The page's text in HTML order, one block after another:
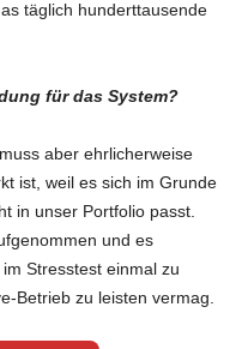
täglich hunderttausende
für das System?
aber ehrlicherweise
ist, weil es sich im Grunde
in unser Portfolio passt.
und es
Stresstest einmal zu
Betrieb zu leisten vermag.